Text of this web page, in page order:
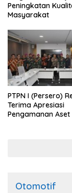
Peningkatan
Masyarakat
PTPN I (Persero)
Terima Apresiasi
Pengamanan
Otomotif